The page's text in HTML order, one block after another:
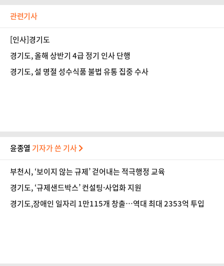
관련기사
[인사]경기도
경기도, 올해 상반기 4급 정기 인사 단행
경기도, 설 명절 성수식품 불법 유통 집중 수사
윤종열 기자가 쓴 기사
부천시, ‘보이지 않는 규제’ 걷어내는 적극행정 교육
경기도, ‘규제샌드박스’ 컨설팅·사업화 지원
경기도,장애인 일자리 1만115개 창출…역대 최대 2353억 투입